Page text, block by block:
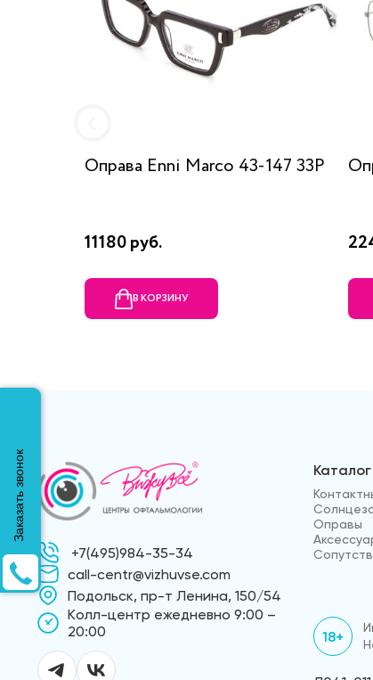
Оправа Enni Marco 43-147 33P
11180 руб.
В КОРЗИНУ
+7(495)984-35-34
call-centr@vizhuvse.com
Подольск, пр-т Ленина, 150/54
Kолл-центр ежедневно 9:00 –
20:00
Каталог
Оправы
18+
Заказать звонок